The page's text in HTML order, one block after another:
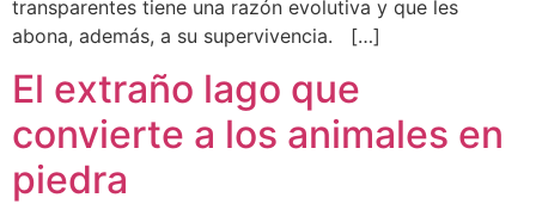
transparentes tiene una razón evolutiva y que les
abona, además, a su supervivencia. […]
El extraño lago que
convierte a los animales en
piedra